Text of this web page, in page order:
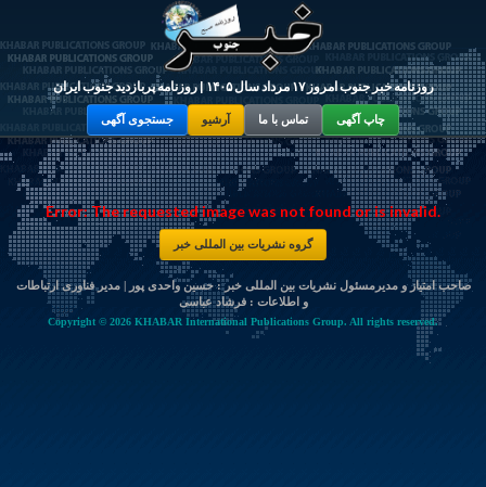
روزنامه خبر جنوب امروز ۱۷ مرداد سال ۱۴۰۵ | روزنامه پربازدید جنوب ایران
جستجوی آگهی آرشیو تماس با ما چاپ آگهی
Error: The requested image was not found or is invalid.
گروه نشریات بین المللی خبر
صاحب امتیاز و مدیرمسئول نشریات بین المللی خبر : حسین واحدی پور | مدیر فناوری ارتباطات
و اطلاعات :فرشاد عباسی
Copyright © 2026 KHABAR International Publications Group. All rights reserved.